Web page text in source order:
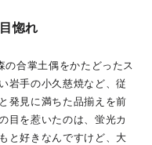
惚れ
の合掌土偶をかたどったス
岩手の小久慈焼など、従
発見に満ちた品揃えを前
目を惹いたのは、蛍光カ
と好きなんですけど、大